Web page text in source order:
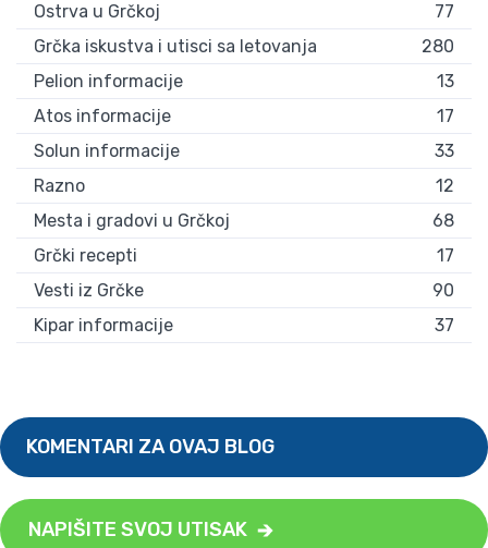
Ostrva u Grčkoj
77
Grčka iskustva i utisci sa letovanja
280
Pelion informacije
13
Atos informacije
17
Solun informacije
33
Razno
12
Mesta i gradovi u Grčkoj
68
Grčki recepti
17
Vesti iz Grčke
90
Kipar informacije
37
KOMENTARI ZA OVAJ BLOG
NAPIŠITE SVOJ UTISAK